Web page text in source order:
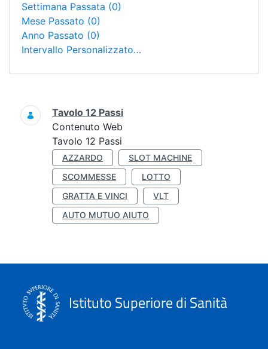
Settimana Passata (0)
Mese Passato (0)
Anno Passato (0)
Intervallo Personalizzato…
Ricerca
Tavolo 12 Passi
Contenuto Web
Tavolo 12 Passi
AZZARDO
SLOT MACHINE
SCOMMESSE
LOTTO
GRATTA E VINCI
VLT
AUTO MUTUO AIUTO
Istituto Superiore di Sanità